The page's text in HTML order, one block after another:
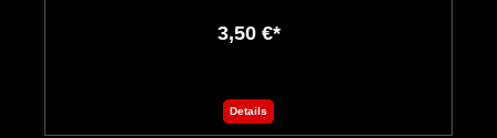
3,50 €*
Details